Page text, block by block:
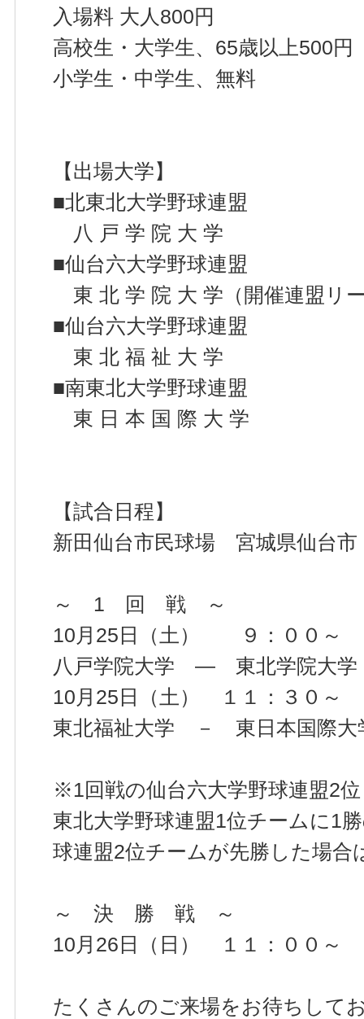
入場料 大人800円
高校生・大学生、65歳以上500円
小学生・中学生、無料
【出場大学】
■北東北大学野球連盟
八 戸 学 院 大 学
■仙台六大学野球連盟
東 北 学 院 大 学（開催連盟リ
■仙台六大学野球連盟
東 北 福 祉 大 学
■南東北大学野球連盟
東 日 本 国 際 大 学
【試合日程】
新田仙台市民球場 宮城県仙台市
～ 1 回 戦 ～
10月25日（土） ９：００～
八戸学院大学 ― 東北学院大学
10月25日（土） １１：３０～
東北福祉大学 － 東日本国際大
※1回戦の仙台六大学野球連盟2
東北大学野球連盟1位チームに1
球連盟2位チームが先勝した場合
～ 決 勝 戦 ～
10月26日（日） １１：００～
たくさんのご来場をお待ちして